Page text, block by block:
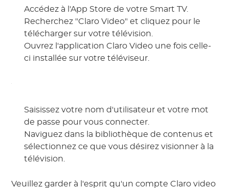
Accédez à l'App Store de votre Smart TV.
Recherchez "Claro Video" et cliquez pour le
télécharger sur votre télévision.
Ouvrez l'application Claro Video une fois celle-
ci installée sur votre téléviseur.
Saisissez votre nom d'utilisateur et votre mot
de passe pour vous connecter.
Naviguez dans la bibliothèque de contenus et
sélectionnez ce que vous désirez visionner à la
télévision.
Veuillez garder à l'esprit qu'un compte Claro video